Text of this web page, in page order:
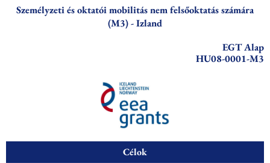
Személyzeti és oktatói mobilitás nem felsőoktatás számára
(M3) - Izland
EGT Alap
HU08-0001-M3
Célok